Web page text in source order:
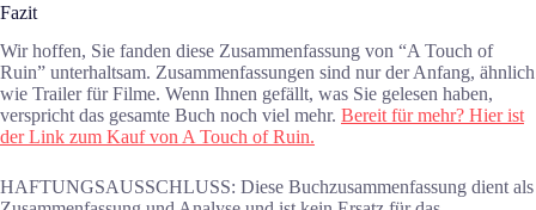
Fazit
Wir hoffen, Sie fanden diese Zusammenfassung von “A Touch of
Ruin” unterhaltsam. Zusammenfassungen sind nur der Anfang, ähnlich
wie Trailer für Filme. Wenn Ihnen gefällt, was Sie gelesen haben,
verspricht das gesamte Buch noch viel mehr. Bereit für mehr? Hier ist
der Link zum Kauf von A Touch of Ruin.
HAFTUNGSAUSSCHLUSS: Diese Buchzusammenfassung dient als